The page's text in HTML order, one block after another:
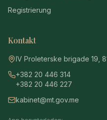
Registrierung
Kontakt
IV Proleterske brigade 19,
+382 20 446 314
+382 20 446 227
kabinet@mt.gov.me